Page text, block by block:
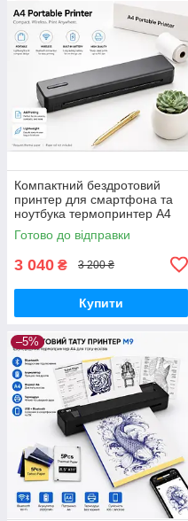
Компактний бездротовий
принтер для смартфона та
ноутбука термопринтер A4
Bluetooth WiFi
Готово до відправки
3 040 ₴ 3 200 ₴
Купити
–5%